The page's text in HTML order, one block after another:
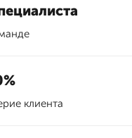
клиента